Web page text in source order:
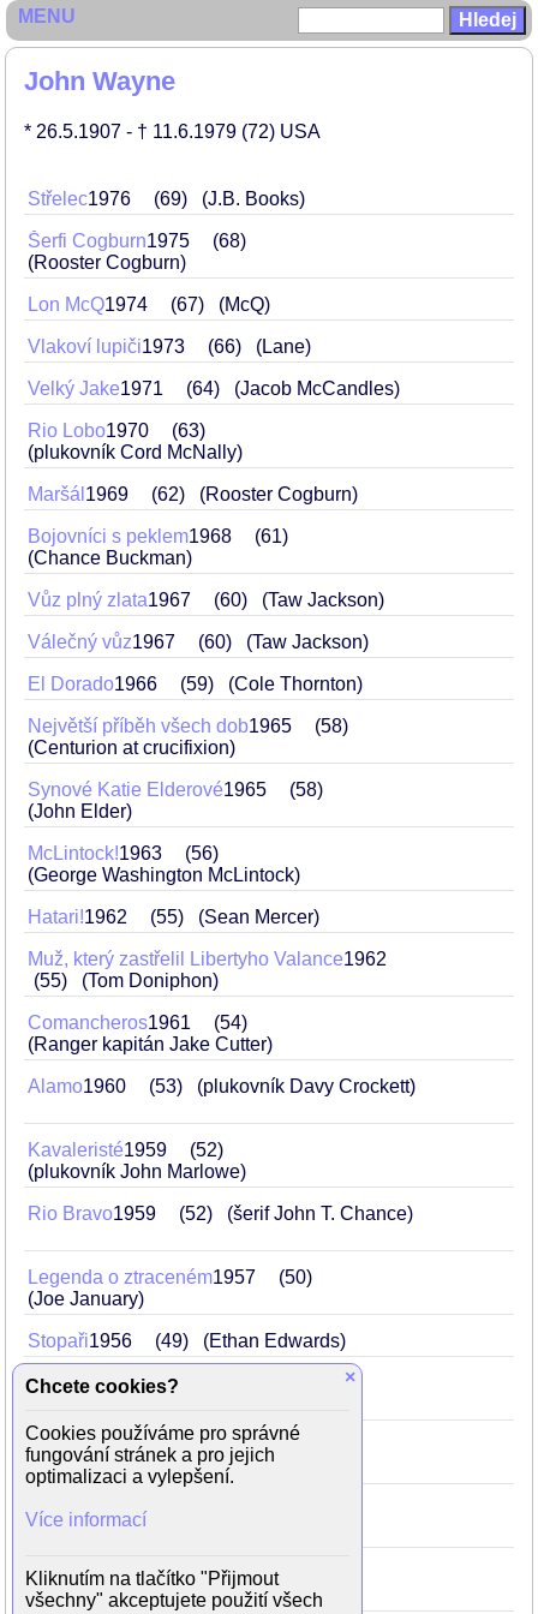
John Wayne
* 26.5.1907 - † 11.6.1979 (72) USA
Střelec1976 69 (J.B. Books)
Šerfi Cogburn1975
68
(Rooster Cogburn)
Lon McQ1974 67 (McQ)
Vlakoví lupiči1973 66 (Lane)
Velký Jake1971 64 (Jacob McCandles)
Rio Lobo1970
63
(plukovník Cord McNally)
Maršál 1969 62 (Rooster Cogburn)
Bojovníci s peklem1968
61
(Chance Buckman)
Vůz plný zlata1967 60 (Taw Jackson)
Válečný vůz1967 60 (Taw Jackson)
El Dorado1966 59 (Cole Thornton)
Největší příběh všech dob1965
58
(Centurion at crucifixion)
Synové Katie Elderové1965
58
(John Elder)
McLintock!1963
56
(George Washington McLintock)
Hatari!1962 55 (Sean Mercer)
Muž, který zastřelil Libertyho Valance1962
55
(Tom Doniphon)
Comancheros1961
54
(Ranger kapitán Jake Cutter)
Alamo1960 53 (plukovník Davy Crockett)
Kavaleristé1959
52
(plukovník John Marlowe)
Rio Bravo1959 52 (šerif John T. Chance)
Legenda o ztraceném1957
50
(Joe January)
Stopaři1956 49 (Ethan Edwards)
Cahill, U. S. Marshal
Rio Grande1950
43
(podplukovník Kirby Yorke)
Bojovný muž z Kentucky
(John Breen)
Měla žlutou stužku1949
42
(kapitán Nathan Cutting Brittles)
MENU
×
Chcete cookies?
Cookies používáme pro správné
fungování stránek a pro jejich
optimalizaci a vylepšení.
Více informací
Kliknutím na tlačítko "Přijmout
všechny" akceptujete použití všech